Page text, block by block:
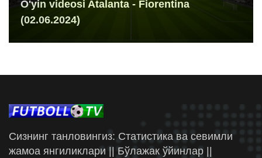
O'yin videosi Atalanta - Fiorentina
(02.06.2024)
Сизнинг танловингиз: Статистика ва севимли
жамоа янгиликлари || Бўлажак ўйинлар ||